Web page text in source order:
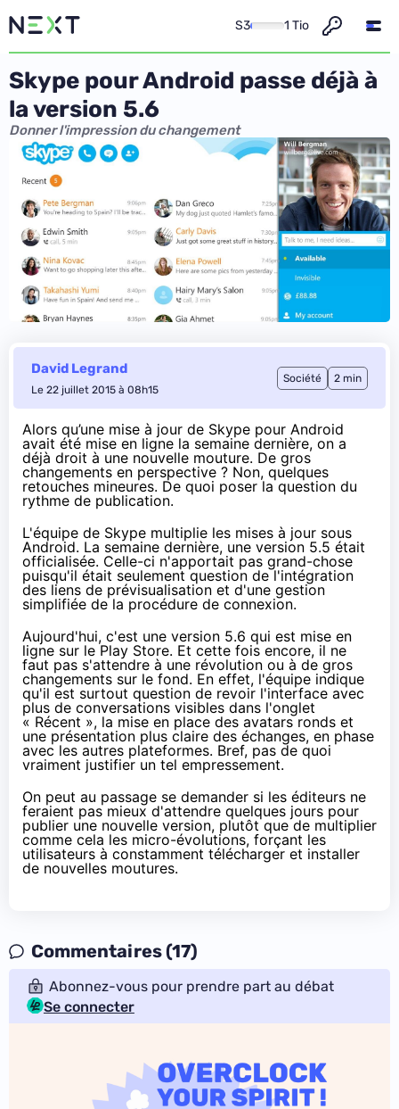
S3 1 Tio
Skype pour Android passe déjà à
la version 5.6
Donner l'impression du changement
David Legrand
Le 22 juillet 2015 à 08h15
Société 2 min
Alors qu’une mise à jour de Skype pour Android
avait été mise en ligne la semaine dernière, on a
déjà droit à une nouvelle mouture. De gros
changements en perspective ? Non, quelques
retouches mineures. De quoi poser la question du
rythme de publication.
L'équipe de Skype multiplie les mises à jour sous
Android. La semaine dernière, une version 5.5 était
officialisée. Celle-ci n'apportait pas grand-chose
puisqu'il était seulement question de l'intégration
des liens de prévisualisation et d'une gestion
simplifiée de la procédure de connexion.
Aujourd'hui, c'est une version 5.6 qui est mise en
ligne sur le Play Store. Et cette fois encore, il ne
faut pas s'attendre à une révolution ou à de gros
changements sur le fond. En effet, l'équipe indique
qu'il est surtout question de revoir l'interface avec
plus de conversations visibles dans l'onglet
« Récent », la mise en place des avatars ronds et
une présentation plus claire des échanges, en phase
avec les autres plateformes. Bref, pas de quoi
vraiment justifier un tel empressement.
On peut au passage se demander si les éditeurs ne
feraient pas mieux d'attendre quelques jours pour
publier une nouvelle version, plutôt que de multiplier
comme cela les micro-évolutions, forçant les
utilisateurs à constamment télécharger et installer
de nouvelles moutures.
Commentaires (17)
Abonnez-vous pour prendre part au débat
Se connecter